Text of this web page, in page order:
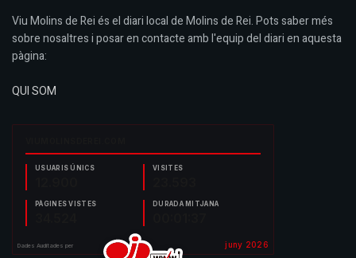
Viu Molins de Rei és el diari local de Molins de Rei. Pots saber més
sobre nosaltres i posar en contacte amb l'equip del diari en aquesta
pàgina:
QUI SOM